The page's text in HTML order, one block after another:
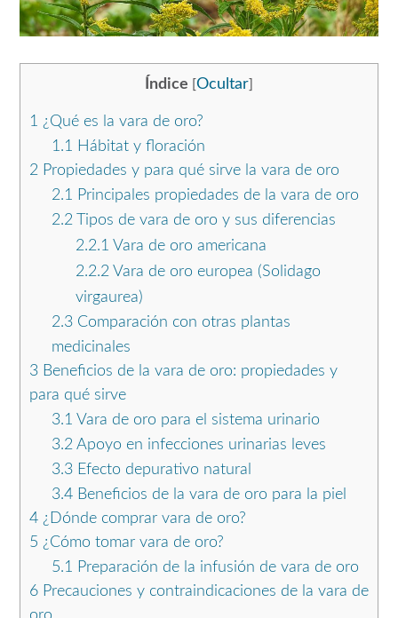
Índice Ocultar
1 ¿Qué es la vara de oro?
1.1 Hábitat y floración
2 Propiedades y para qué sirve la vara de oro
2.1 Principales propiedades de la vara de oro
2.2Tipos de vara de oro y sus diferencias
2.2.1 Vara de oro americana
2.2.2Vara de oro europea (Solidago
virgaurea)
2.3Comparación con otras plantas
medicinales
3 Beneficios de la vara de oro: propiedades y
para qué sirve
3.1 Vara de oro para el sistema urinario
3.2Apoyo en infecciones urinarias leves
3.3Efecto depurativo natural
3.4Beneficios de la vara de oro para la piel
4 ¿Dónde comprar vara de oro?
5 ¿Cómo tomar vara de oro?
5.1 Preparación de la infusión de vara de oro
6 Precauciones y contraindicaciones de la vara de